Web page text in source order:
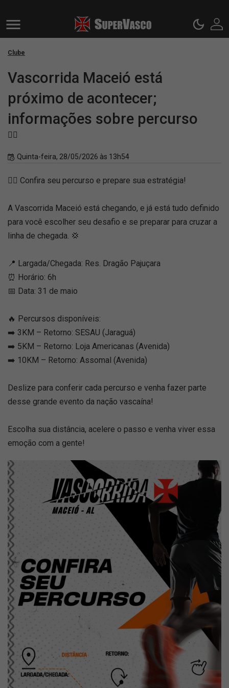
Clube
Vascorrida Maceió está
próximo de acontecer;
informações sobre percurso
🏃‍♂️
Quinta-feira, 28/05/2026 às 13h54
🏃‍♂️ Confira seu percurso e prepare sua estratégia!
A Vascorrida Maceió está chegando, e já está tudo definido
para você escolher seu desafio e se preparar para cruzar a
linha de chegada. 💢
📍 Largada/Chegada: Res. Dragão Pajuçara
⏰ Horário: 6h
📅 Data: 31 de maio
🔥 Percursos disponíveis:
➡️ 3KM – Retorno: SESAU (Jaraguá)
➡️ 5KM – Retorno: Loja Americanas (Avenida)
➡️ 10KM – Retorno: Assomal (Avenida)
Deslize para conferir cada percurso e venha fazer parte
desse grande evento da nação vascaína!
Escolha sua distância, acelere o passo e venha viver essa
emoção com a gente!